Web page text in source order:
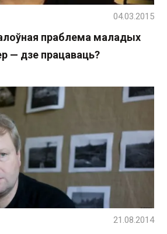
праблема маладых
— дзе працаваць?
04.03.2015
21.08.2014